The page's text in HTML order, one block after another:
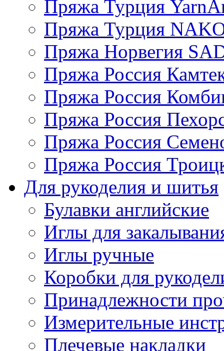
Пряжа Турция
Пряжа Турция
Пряжа Норвегия
Пряжа Россия
Пряжа Россия
Пряжа Россия
Пряжа Россия
Пряжа Россия
Для рукоделия и шитья
Булавки английские
Иглы для
Иглы ручные
Коробки для
Принадлежности
Измерительные
Плечевые накладки